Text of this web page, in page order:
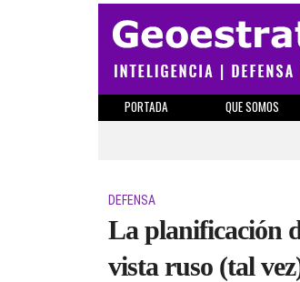
PORTADA QUE SOMOS
DEFENSA
La planificación
vista ruso (tal